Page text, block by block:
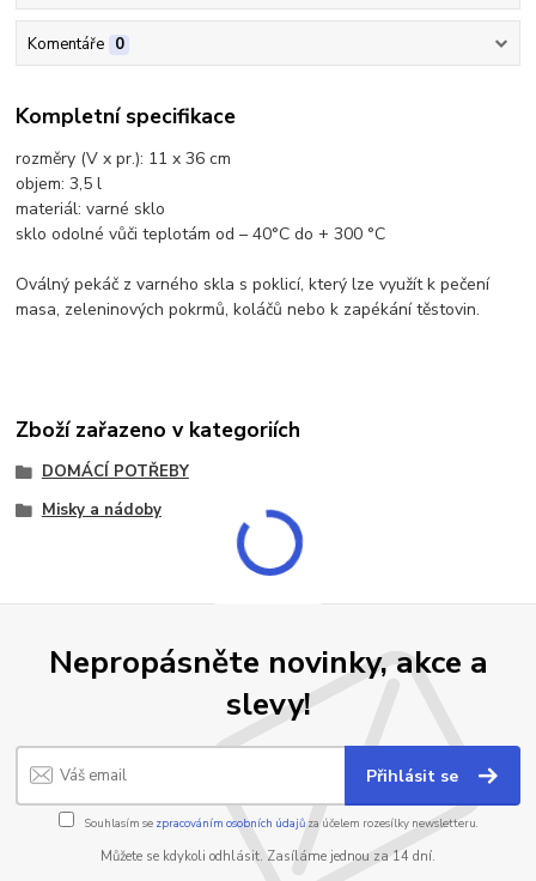
Komentáře 0
Kompletní specifikace
rozměry (V x pr.): 11 x 36 cm
objem: 3,5 l
materiál: varné sklo
sklo odolné vůči teplotám od – 40°C do + 300 °C
Oválný pekáč z varného skla s poklicí, který lze využít k pečení
masa, zeleninových pokrmů, koláčů nebo k zapékání těstovin.
Zboží zařazeno v kategoriích
DOMÁCÍ POTŘEBY
Misky a nádoby
Nepropásněte novinky, akce a
slevy!
Přihlásit se
Souhlasím se zpracováním osobních údajůza účelem rozesílky newsletteru.
Můžete se kdykoli odhlásit. Zasíláme jednou za 14 dní.